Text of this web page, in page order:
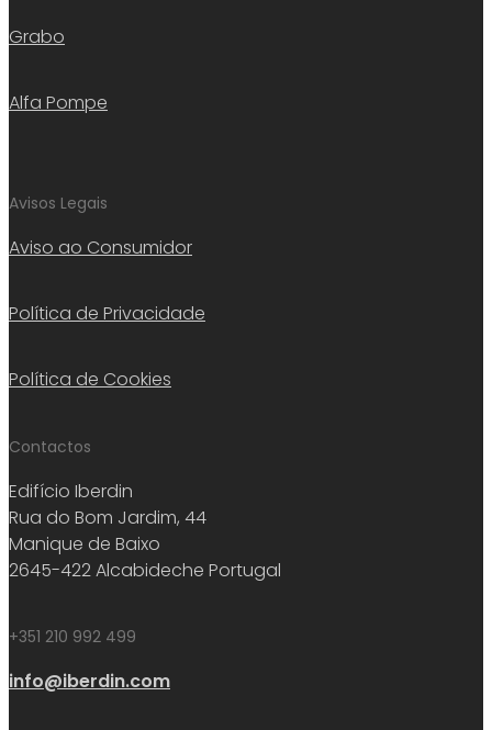
Grabo
Alfa Pompe
Avisos Legais
Aviso ao Consumidor
Política de Privacidade
Política de Cookies
Contactos
Edifício Iberdin
Rua do Bom Jardim, 44
Manique de Baixo
2645-422 Alcabideche Portugal
+351 210 992 499
info@iberdin.com